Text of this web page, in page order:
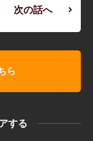
次の話へ
ら
する